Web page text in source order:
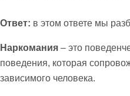
Ответ: в этом ответе мы
Наркомания – это
поведения, которая
зависимого человека.